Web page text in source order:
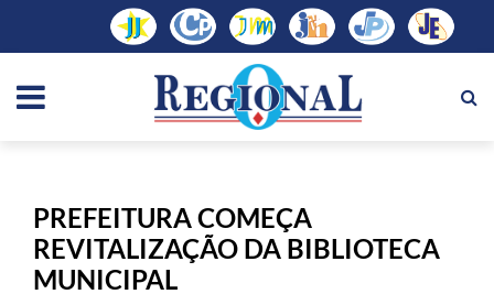
PREFEITURA COMEÇA
REVITALIZAÇÃO DA BIBLIOTECA
MUNICIPAL